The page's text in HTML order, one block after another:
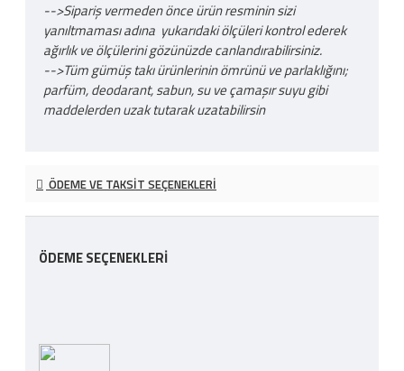
-->Sipariş vermeden önce ürün resminin sizi
yanıltmaması adına yukarıdaki ölçüleri kontrol ederek
ağırlık ve ölçülerini gözünüzde canlandırabilirsiniz.
-->Tüm gümüş takı ürünlerinin ömrünü ve parlaklığını;
parfüm, deodarant, sabun, su ve çamaşır suyu gibi
maddelerden uzak tutarak uzatabilirsin
ÖDEME VE TAKSIT SEÇENEKLERI
ÖDEME SEÇENEKLERI